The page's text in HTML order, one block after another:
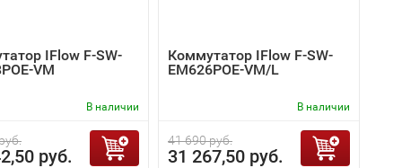
IFlow F-SW-
VM
В наличии
руб.
Коммутатор IFlow F-SW-
EM626POE-VM/L
В наличии
41 690 руб.
31 267,50 руб.